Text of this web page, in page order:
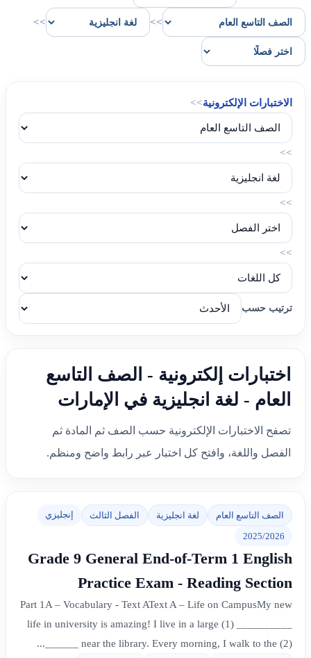
>>
>>
الاختبارات الإلكترونية>>
>>
>>
>>
ترتيب حسب
اختبارات إلكترونية - الصف التاسع
العام - لغة انجليزية في الإمارات
تصفح الاختبارات الإلكترونية حسب الصف ثم المادة ثم
الفصل واللغة، وافتح كل اختبار عبر رابط واضح ومنظم.
الصف التاسع العام لغة انجليزية الفصل الثالث إنجليزي
2025/2026
Grade 9 General End-of-Term 1 English
Practice Exam - Reading Section
Part 1A – Vocabulary - Text AText A – Life on CampusMy new
life in university is amazing! I live in a large (1) __________
near the library. Every morning, I walk to the (2) ______...